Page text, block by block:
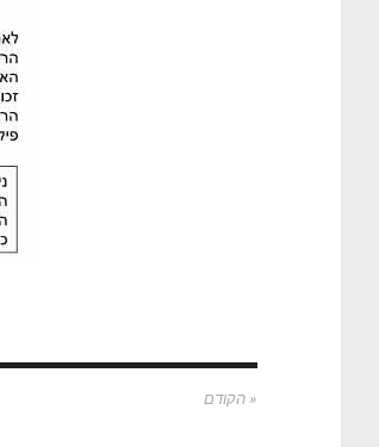
« הקודם